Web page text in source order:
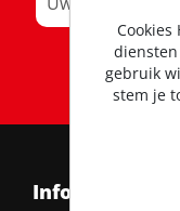
Informatie
Cookies
gebruik
stem je